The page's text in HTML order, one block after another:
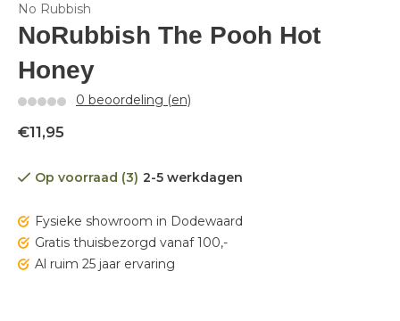
No Rubbish
NoRubbish The Pooh Hot
Honey
0 beoordeling (en)
€11,95
Op voorraad (3) 2-5 werkdagen
Fysieke showroom in Dodewaard
Gratis thuisbezorgd vanaf 100,-
Al ruim 25 jaar ervaring